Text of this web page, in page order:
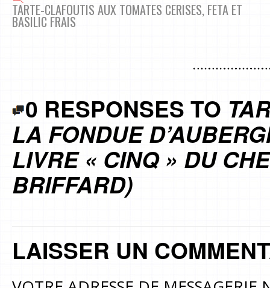
TARTE-CLAFOUTIS AUX TOMATES CERISES, FETA ET
BASILIC FRAIS
0 RESPONSES TO
LA FONDUE
LIVRE « CINQ » DU
BRIFFARD)
LAISSER UN